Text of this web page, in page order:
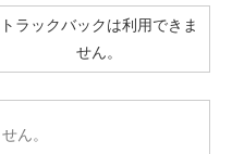
トラックバックは利用できま
せん。
ん。